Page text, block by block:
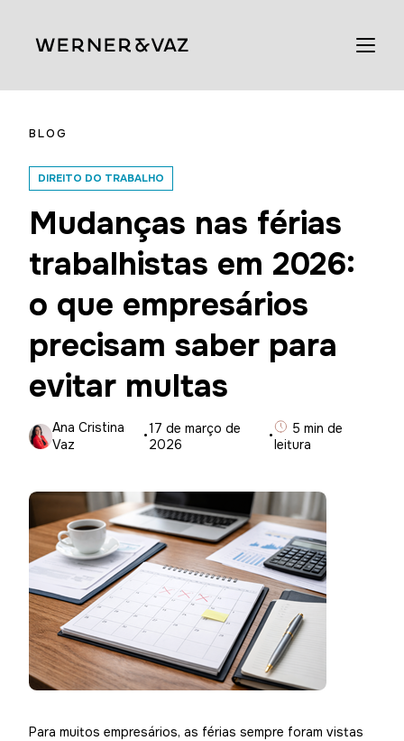
BLOG
DIREITO DO TRABALHO
Mudanças nas férias
trabalhistas em 2026:
o que empresários
precisam saber para
evitar multas
Ana Cristina
Vaz
·17 de março de
2026
·
5 min de
leitura
Para muitos empresários, as férias sempre foram vistas